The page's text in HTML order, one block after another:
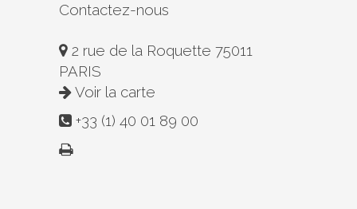
Contactez-nous
2 rue de la Roquette 75011
PARIS
Voir la carte
+33 (1) 40 01 89 00